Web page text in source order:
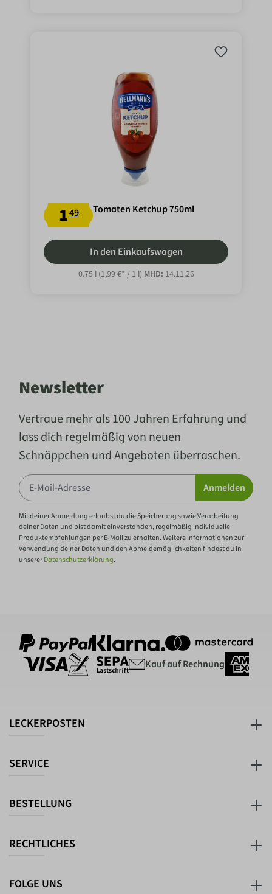
149 Tomaten Ketchup 750ml
In den Einkaufswagen
0.75 l (1,99 €* / 1 l) MHD: 14.11.26
Newsletter
Vertraue mehr als 100 Jahren Erfahrung und
lass dich regelmäßig von neuen
Schnäppchen und Angeboten überraschen.
Anmelden
Mit deiner Anmeldung erlaubst du die Speicherung sowie Verarbeitung
deiner Daten und bist damit einverstanden, regelmäßig individuelle
Produktempfehlungen per E-Mail zu erhalten. Weitere Informationen zur
Verwendung deiner Daten und den Abmeldemöglichkeiten findest du in
unsererDatenschutzerklärung.
Kauf auf Rechnung
LECKERPOSTEN
SERVICE
BESTELLUNG
RECHTLICHES
FOLGE UNS